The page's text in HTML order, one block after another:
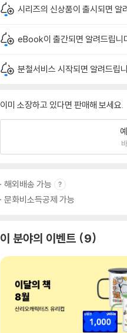
시리즈의 신상품이 출시되면 알
eBook이 출간되면 알려드립니
분철서비스 시작되면 알려드립
이미 소장하고 있다면 판매해 보세요.
해외배송 가능
문화비소득공제 가능
이 분야의 이벤트 9